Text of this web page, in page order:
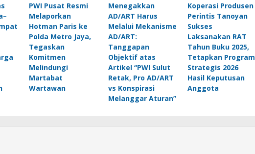
PWI Pusat Resmi
Melaporkan
Hotman Paris ke
Polda Metro Jaya,
Tegaskan
Komitmen
Melindungi
Martabat
Wartawan
Menegakkan
AD/ART Harus
Melalui Mekanisme
AD/ART:
Tanggapan
Objektif atas
Artikel “PWI Sulut
Retak, Pro AD/ART
vs Konspirasi
Melanggar Aturan”
Koperasi Produsen
Perintis Tanoyan
Sukses
Laksanakan RAT
Tahun Buku 2025,
Tetapkan Program
Strategis 2026
Hasil Keputusan
Anggota